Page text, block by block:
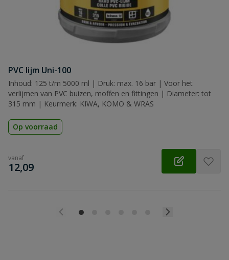
PVC lijm Uni-100
Inhoud: 125 t/m 5000 ml | Druk: max. 16 bar | Voor het
verlijmen van PVC buizen, moffen en fittingen | Diameter: tot
315 mm | Keurmerk: KIWA, KOMO & WRAS
Op voorraad
vanaf
€
12,09